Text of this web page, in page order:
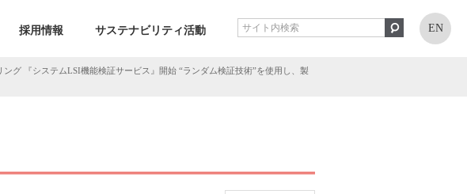
採用情報 サステナビリティ活動 EN
グ 『システムLSI機能検証サービス』開始 “ランダム検証技術”を使用し、製